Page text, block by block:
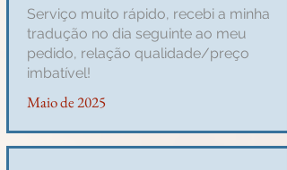
Serviço muito rápido, recebi a minha
tradução no dia seguinte ao meu
pedido, relação qualidade/preço
imbatível!
Maio de 2025